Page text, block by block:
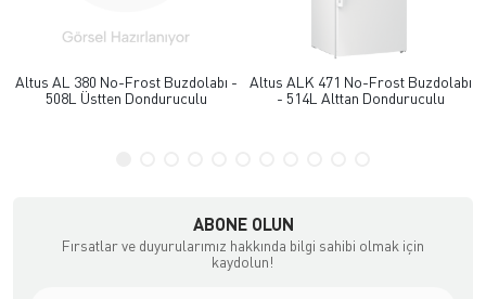
Altus AL 380 No-Frost Buzdolabı -
508L Üstten Donduruculu
Altus ALK 471 No-Frost Buzdolabı
- 514L Alttan Donduruculu
ABONE OLUN
Fırsatlar ve duyurularımız hakkında bilgi sahibi olmak için
kaydolun!